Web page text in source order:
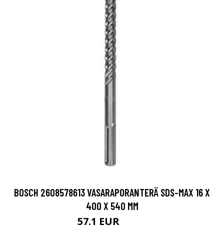
BOSCH 2608578613 VASARAPORANTERÄ SDS-MAX 16 X
400 X 540 MM
57.1 EUR